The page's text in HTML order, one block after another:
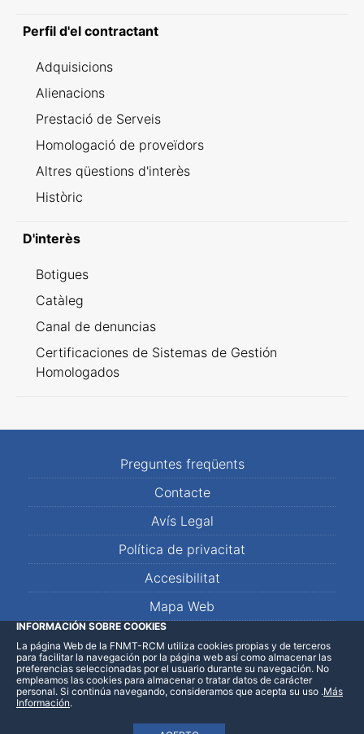
Perfil d'el contractant
Adquisicions
Alienacions
Prestació de Serveis
Homologació de proveïdors
Altres qüestions d'interès
Històric
D'interès
Botigues
Catàleg
Canal de denuncias
Certificaciones de Sistemas de Gestión
Homologados
Preguntes freqüents
Contacte
Avís Legal
Política de privacitat
Accesibilitat
Mapa Web
LinkedInFacebookWhatsApp
INFORMACIÓN SOBRE COOKIES
La página Web de la FNMT-RCM utiliza cookies propias y de terceros
para facilitar la navegación por la página web así como almacenar las
preferencias seleccionadas por el usuario durante su navegación. No
empleamos las cookies para almacenar o tratar datos de carácter
personal. Si continúa navegando, consideramos que acepta su uso .Más
Información.